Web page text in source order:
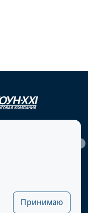
19-90
Принимаю